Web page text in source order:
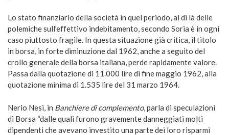
Lo stato finanziario della società in quel periodo, al di là delle
polemiche sull’effettivo indebitamento, secondo Soria è in ogni
caso piuttosto fragile. In questa situazione già critica, il titolo
in borsa, in forte diminuzione dal 1962, anche a seguito del
crollo generale della borsa italiana, perde rapidamente valore.
Passa dalla quotazione di 11.000 lire di fine maggio 1962, alla
quotazione minima di 1.535 lire del 31 marzo 1964.
Nerio Nesi, in Banchiere di complemento, parla di speculazioni
di Borsa “dalle quali furono gravemente danneggiati molti
dipendenti che avevano investito una parte dei loro risparmi